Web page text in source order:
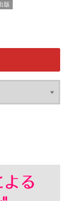
版